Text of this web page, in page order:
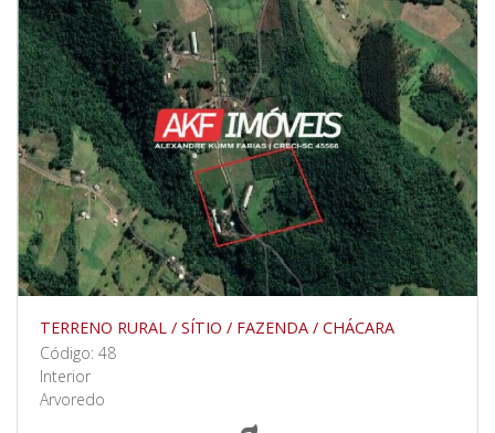
TERRENO RURAL / SÍTIO / FAZENDA / CHÁCARA
Código: 48
Interior
Arvoredo